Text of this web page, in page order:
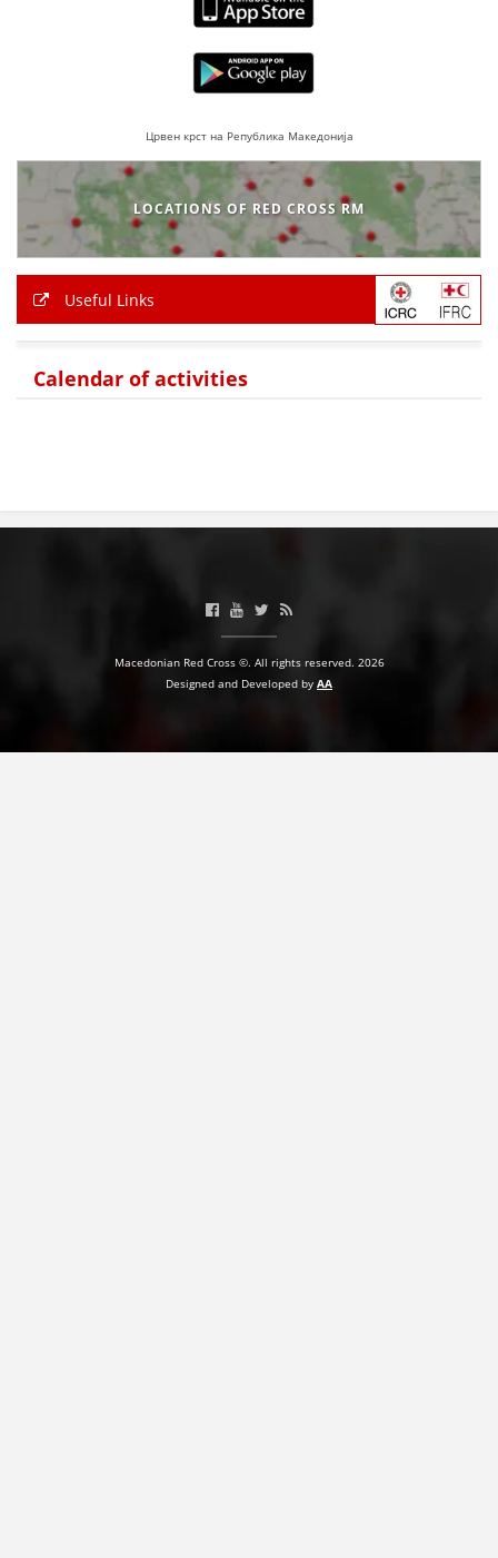
Црвен крст на Република Македонија
LOCATIONS OF RED CROSS RM
Useful Links
Calendar of activities
Macedonian Red Cross ©. All rights reserved. 2026
Designed and Developed by AA